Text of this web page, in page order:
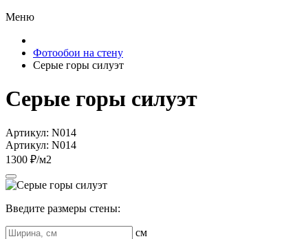
Меню
Фотообои на стену
Серые горы силуэт
Серые горы силуэт
Артикул: N014
Артикул: N014
1300 ₽/м2
Введите размеры стены:
см